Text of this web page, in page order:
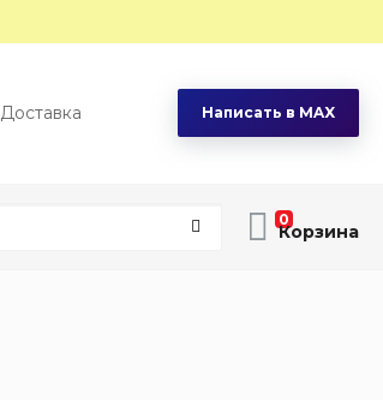
Написать в MAX
Доставка
0